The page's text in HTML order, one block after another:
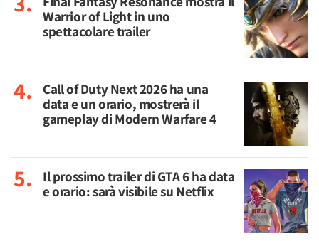
Warrior of Light in uno
spettacolare trailer
Call of Duty Next 2026 ha una
data e un orario, mostrerà il
gameplay di Modern Warfare 4
Il prossimo trailer di GTA 6 ha data
e orario: sarà visibile su Netflix